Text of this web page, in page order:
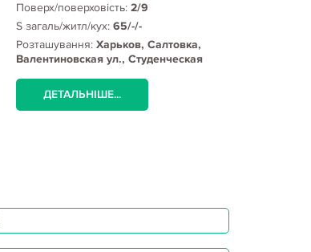
Поверх/поверховість: 2/9
S загаль/житл/кух: 65/-/-
Розташування: Харьков, Салтовка,
Валентиновская ул., Студенческая
ДЕТАЛЬНІШЕ...